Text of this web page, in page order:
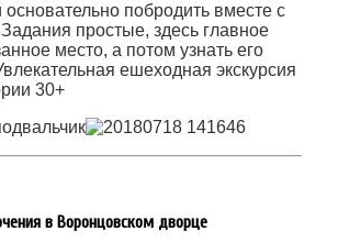
побродить вместе с
простые, здесь главное
место, а потом узнать его
ешеходная экскурсия
30+
в Воронцовском дворце